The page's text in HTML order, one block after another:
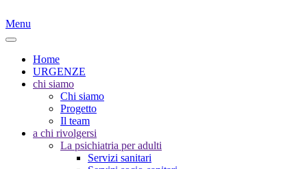
Menu
Home
URGENZE
chi siamo
Chi siamo
Progetto
Il team
a chi rivolgersi
La psichiatria per adulti
Servizi sanitari